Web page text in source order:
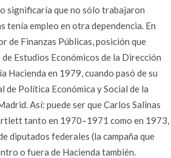
significaría que no sólo trabajaron
tenía empleo en otra dependencia. En
de Finanzas Públicas, posición que
Estudios Económicos de la Dirección
en 1979, cuando pasó de su
de Política Económica y Social de la
Así: puede ser que Carlos Salinas
tanto en 1970–1971 como en 1973,
diputados federales (la campaña que
o fuera de Hacienda también.